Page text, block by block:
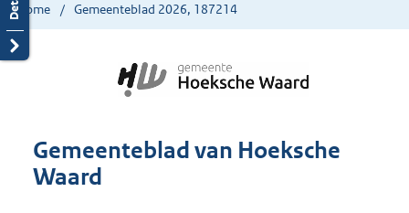
Home Gemeenteblad 2026, 187214
Gemeenteblad van Hoeksche
Waard